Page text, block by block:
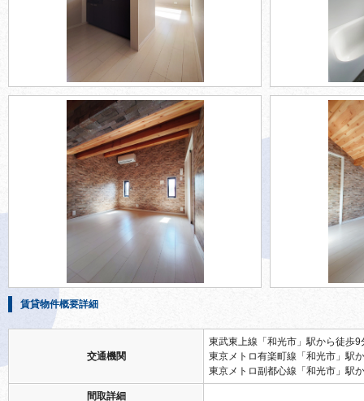
賃貸物件概要詳細
交通機関
東武東上線「和光市」駅から徒歩9
東京メトロ有楽町線「和光市」駅
東京メトロ副都心線「和光市」駅
間取詳細